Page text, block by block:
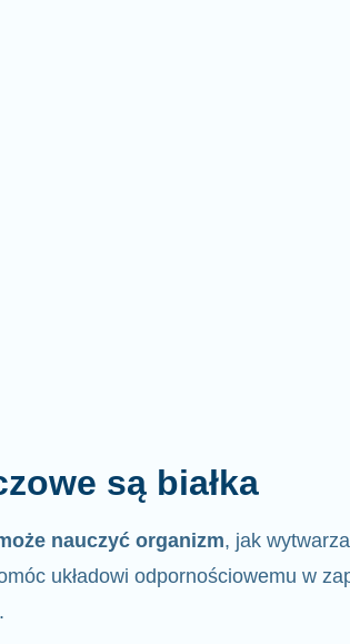
są białka
nauczyć organizm, jak
układowi odpornościowemu w
.